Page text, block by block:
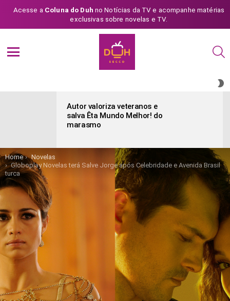
Acesse a Coluna do Duh no Notícias da TV e acompanhe matérias
exclusivas sobre novelas e TV.
Autor valoriza veteranos e
salva Êta Mundo Melhor! do
marasmo
You are here:
Home
Novelas
Globoplay Novelas terá Salve Jorge após Celebridade e Avenida Brasil
turca